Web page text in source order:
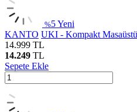
%5Yeni
KANTO UKI - Kompakt
14.999 TL
14.249 TL
Sepete Ekle